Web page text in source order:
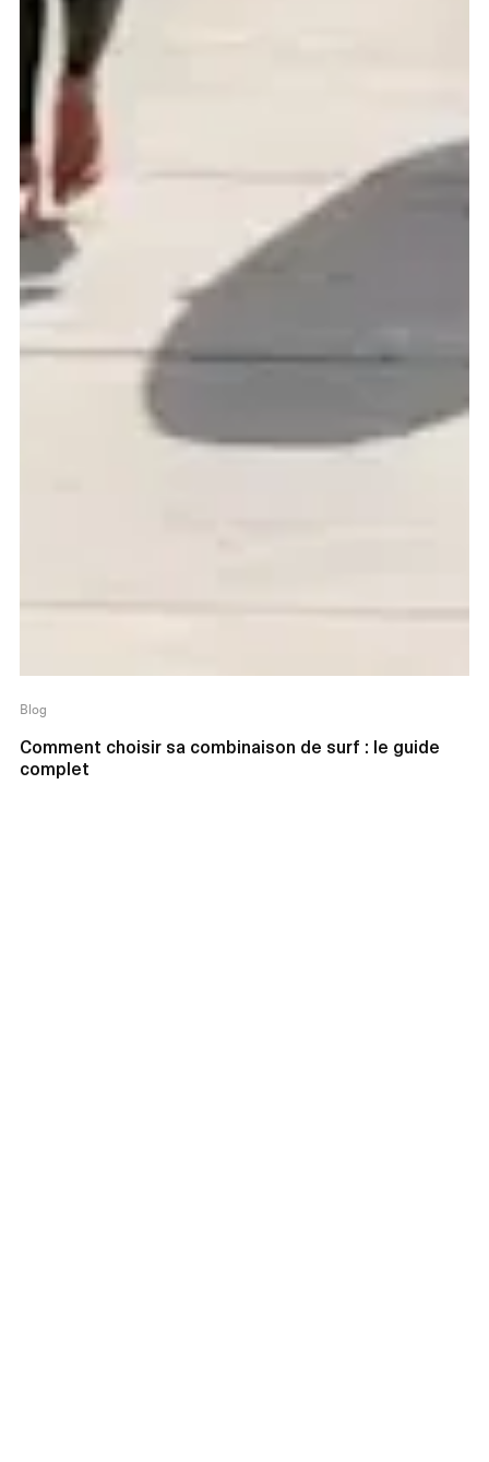
Blog
Comment choisir sa combinaison de surf : le guide
complet